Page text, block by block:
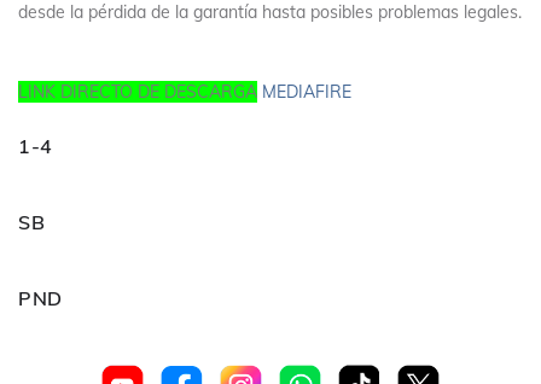
desde la pérdida de la garantía hasta posibles problemas legales.
LINK DIRECTO DE DESCARGA MEDIAFIRE
1-4
SB
PND